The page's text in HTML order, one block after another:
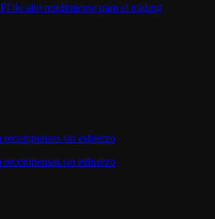
de alto rendimiento para el trading
sin esfuerzo
sin esfuerzo